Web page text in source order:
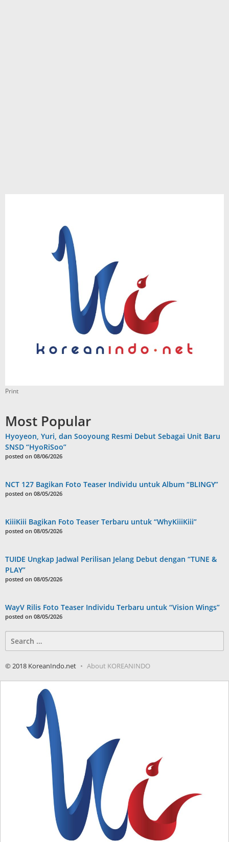
Print
Most Popular
Hyoyeon, Yuri, dan Sooyoung Resmi Debut Sebagai Unit Baru
SNSD “HyoRiSoo”
posted on 08/06/2026
NCT 127 Bagikan Foto Teaser Individu untuk Album “BLINGY”
posted on 08/05/2026
KiiiKiii Bagikan Foto Teaser Terbaru untuk “WhyKiiiKiii”
posted on 08/05/2026
TUIDE Ungkap Jadwal Perilisan Jelang Debut dengan “TUNE &
PLAY”
posted on 08/05/2026
WayV Rilis Foto Teaser Individu Terbaru untuk “Vision Wings”
posted on 08/05/2026
for:
© 2018 KoreanIndo.net About KOREANINDO